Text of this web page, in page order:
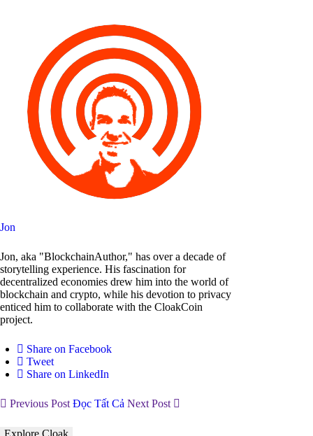
Jon
Jon, aka "BlockchainAuthor," has over a decade of
storytelling experience. His fascination for
decentralized economies drew him into the world of
blockchain and crypto, while his devotion to privacy
enticed him to collaborate with the CloakCoin
project.
Share on Facebook
Tweet
Share on LinkedIn
Previous Post Đọc Tất Cả Next Post